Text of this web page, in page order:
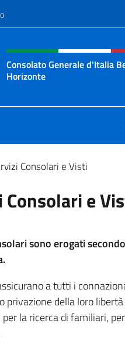
sito, social
Consolato Generale d'Italia
Horizonte
Consolari e Visti
Consolari e
sono erogati
a tutti i
privazione della loro
la ricerca di familiari,